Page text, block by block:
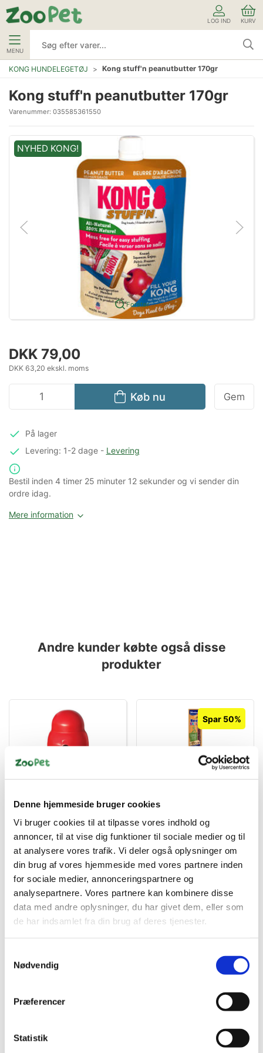
Denne hjemmeside bruger cookies
Vi bruger cookies til at tilpasse vores indhold og
annoncer, til at vise dig funktioner til sociale medier og til
at analysere vores trafik. Vi deler også oplysninger om
din brug af vores hjemmeside med vores partnere inden
for sociale medier, annonceringspartnere og
analysepartnere. Vores partnere kan kombinere disse
data med andre oplysninger, du har givet dem, eller som
de har indsamlet fra din brug af deres tjenester.
Nødvendig
Præferencer
Statistik
LOG IND KURV
MENU
KONG HUNDELEGETØJ Kong stuff'n peanutbutter 170gr
Kong stuff'n peanutbutter 170gr
Varenummer: 035585361550
NYHED KONG!
Forstør
DKK 79,00
DKK 63,20 ekskl. moms
Køb nu Gem
På lager
Levering: 1-2 dage- Levering
Bestil inden 4 timer 25 minuter 12 sekunder og vi sender din
ordre idag.
Mere information
Andre kunder købte også disse
produkter
KONG WOBBLER L
DKK 179,95
DKK 143,96 ekskl. moms
Køb nu
På lager
Spar 50%
Beef-Stick Okse &
Standard salgspris DKK 8,00
DKK 4,00
DKK 3,20 ekskl. moms
På lager
Specifikationer